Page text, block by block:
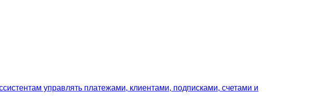
управлять платежами, клиентами, подписками, счетами и